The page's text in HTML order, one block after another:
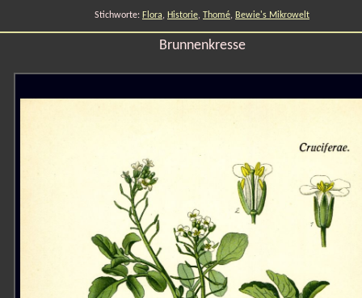
Stichworte: Flora, Historie, Thomé, Bewie's Mikrowelt
Brunnenkresse